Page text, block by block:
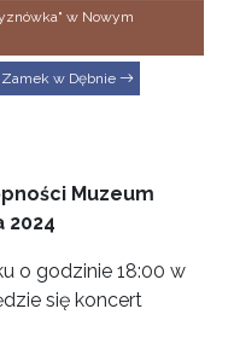
w Nowym
w Dębnie
Muzeum
2024
o godzinie 18:00 w
się koncert